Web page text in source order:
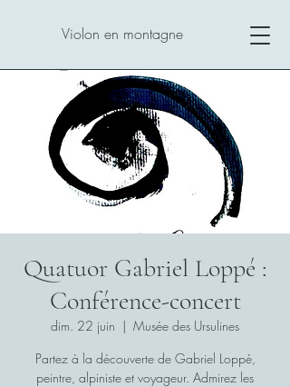
Violon en montagne
Quatuor Gabriel Loppé :
Conférence-concert
dim. 22 juin
  |
Musée des Ursulines
Partez à la découverte de Gabriel Loppé,
peintre, alpiniste et voyageur. Admirez les